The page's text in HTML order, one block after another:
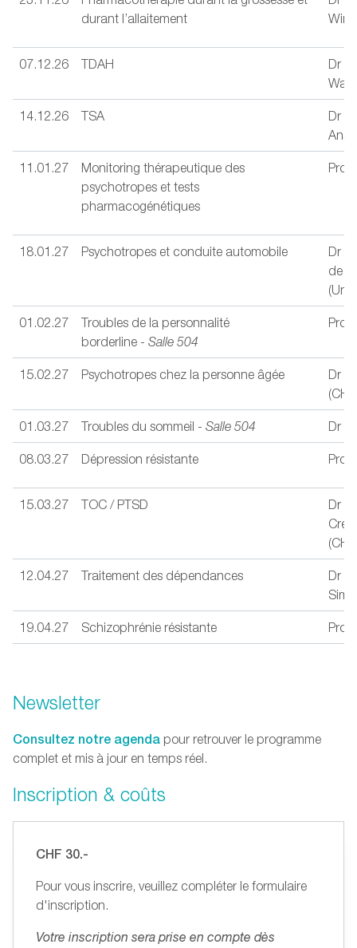
durant l’allaitement
07.12.26 TDAH
Dr
14.12.26 TSA
Dr
11.01.27
Monitoring thérapeutique des
psychotropes et tests
pharmacogénétiques
18.01.27 Psychotropes et conduite automobile
Dr
de
01.02.27
Troubles de la personnalité
borderline - Salle 504
15.02.27 Psychotropes chez la personne âgée
Dr
01.03.27 Troubles du sommeil - Salle 504 Dr
08.03.27 Dépression résistante
15.03.27 TOC / PTSD
Dr
12.04.27 Traitement des dépendances
Dr
19.04.27 Schizophrénie résistante
Newsletter
Consultez notre agenda pour retrouver le programme
complet et mis à jour en temps réel.
Inscription & coûts
CHF 30.-
Pour vous inscrire, veuillez compléter le formulaire
d'inscription.
Votre inscription sera prise en compte dès